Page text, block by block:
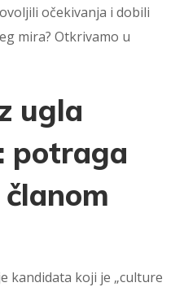
očekivanja i dobili
mira? Otkrivamo u
ugla
potraga
kandidata koji je „culture